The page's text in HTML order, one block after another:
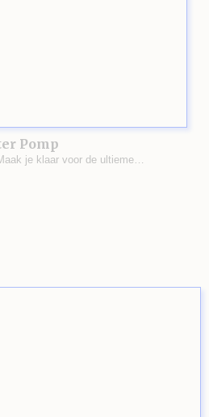
Pomp
je klaar voor de ultieme…